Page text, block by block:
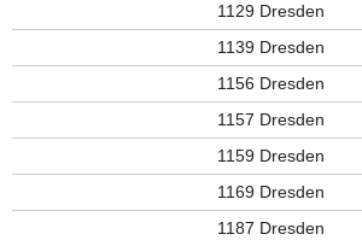
1129 Dresden
1139 Dresden
1156 Dresden
1157 Dresden
1159 Dresden
1169 Dresden
1187 Dresden